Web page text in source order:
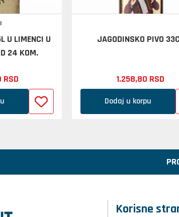
U LIMENCI U
24 KOM.
RSD
JAGODINSKO PIVO
1.258,80 RSD
Dodaj u korpu
Korisne